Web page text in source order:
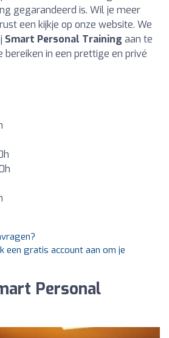
gegarandeerd is. Wil je meer
een kijkje op onze website. We
Smart Personal Training aan te
bereiken in een prettige en privé
een gratis account aan om je
Personal